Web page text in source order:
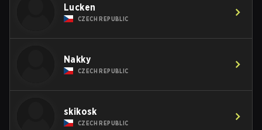
Lucken
CZECH REPUBLIC
Nakky
CZECH REPUBLIC
skikosk
CZECH REPUBLIC